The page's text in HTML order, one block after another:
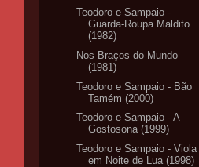
Teodoro e Sampaio -
Guarda-Roupa Maldito
(1982)
Nos Braços do Mundo
(1981)
Teodoro e Sampaio - Bão
Tamém (2000)
Teodoro e Sampaio - A
Gostosona (1999)
Teodoro e Sampaio - Viola
em Noite de Lua (1998)